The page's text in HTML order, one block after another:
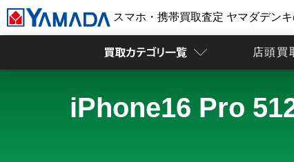
スマホ・携帯買取査定 ヤマダデン
店頭買
iPhone16 Pro